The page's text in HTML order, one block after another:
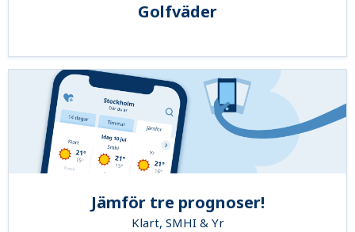
Golfväder
Jämför tre prognoser!
Klart, SMHI & Yr